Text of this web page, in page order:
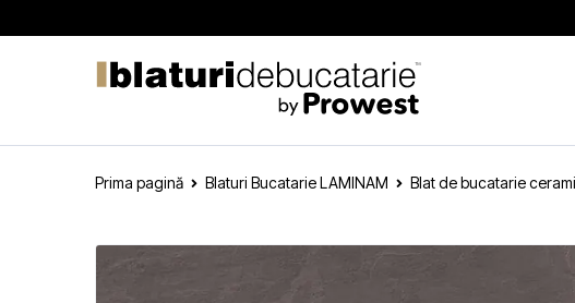
Prima pagină Blaturi Bucatarie LAMINAM Blat de bucatarie